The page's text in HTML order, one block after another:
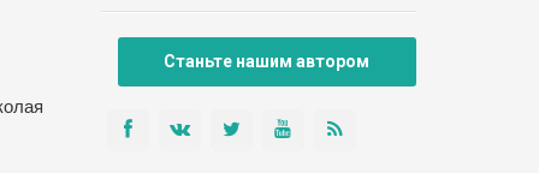
Станьте нашим автором